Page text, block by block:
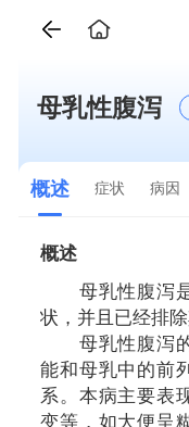
母乳性腹泻
概述 症状 病因
概述
母乳性腹泻是
状，并且已经排
母乳性腹泻的
能和母乳中的前
系。本病主要表
变等，如大便呈